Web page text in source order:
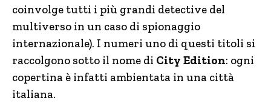
coinvolge tutti i più grandi detective del
multiverso in un caso di spionaggio
internazionale). I numeri uno di questi titoli si
raccolgono sotto il nome di City Edition: ogni
copertina è infatti ambientata in una città
italiana.